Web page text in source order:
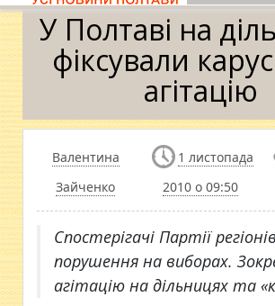
У Полтаві на
фіксували
агітацію
Валентина
Зайченко
1 листопада
2010 о 09:50
Спостерігачі Партії
порушення на виборах.
агітацію на дільницях та